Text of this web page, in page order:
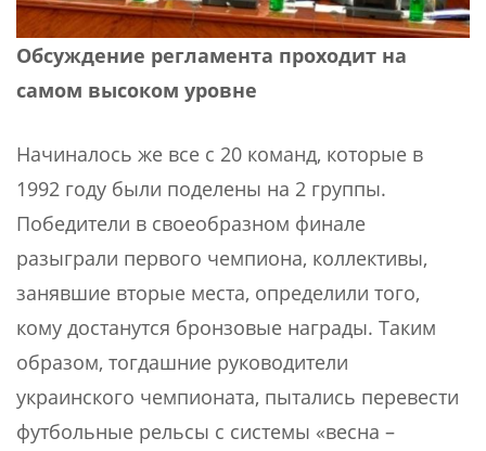
Обсуждение регламента проходит на
самом высоком уровне
Начиналось же все с 20 команд, которые в
1992 году были поделены на 2 группы.
Победители в своеобразном финале
разыграли первого чемпиона, коллективы,
занявшие вторые места, определили того,
кому достанутся бронзовые награды. Таким
образом, тогдашние руководители
украинского чемпионата, пытались перевести
футбольные рельсы с системы «весна –